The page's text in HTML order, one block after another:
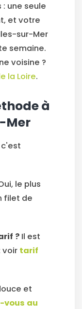
une seule
et votre
sur-Mer
semaine.
voisine ?
la Loire.
à
Mer
c'est
le plus
filet de
? Il est
voir tarif
et
vous au